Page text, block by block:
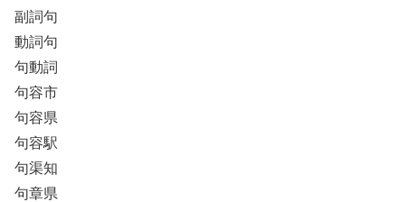
副詞句
動詞句
句動詞
句容市
句容県
句容駅
句渠知
句章県